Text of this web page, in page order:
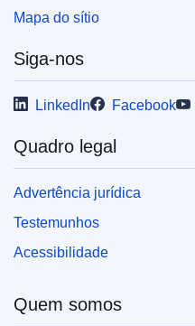
Mapa do sítio
Siga-nos
LinkedIn Facebook
Quadro legal
Advertência jurídica
Testemunhos
Acessibilidade
Quem somos